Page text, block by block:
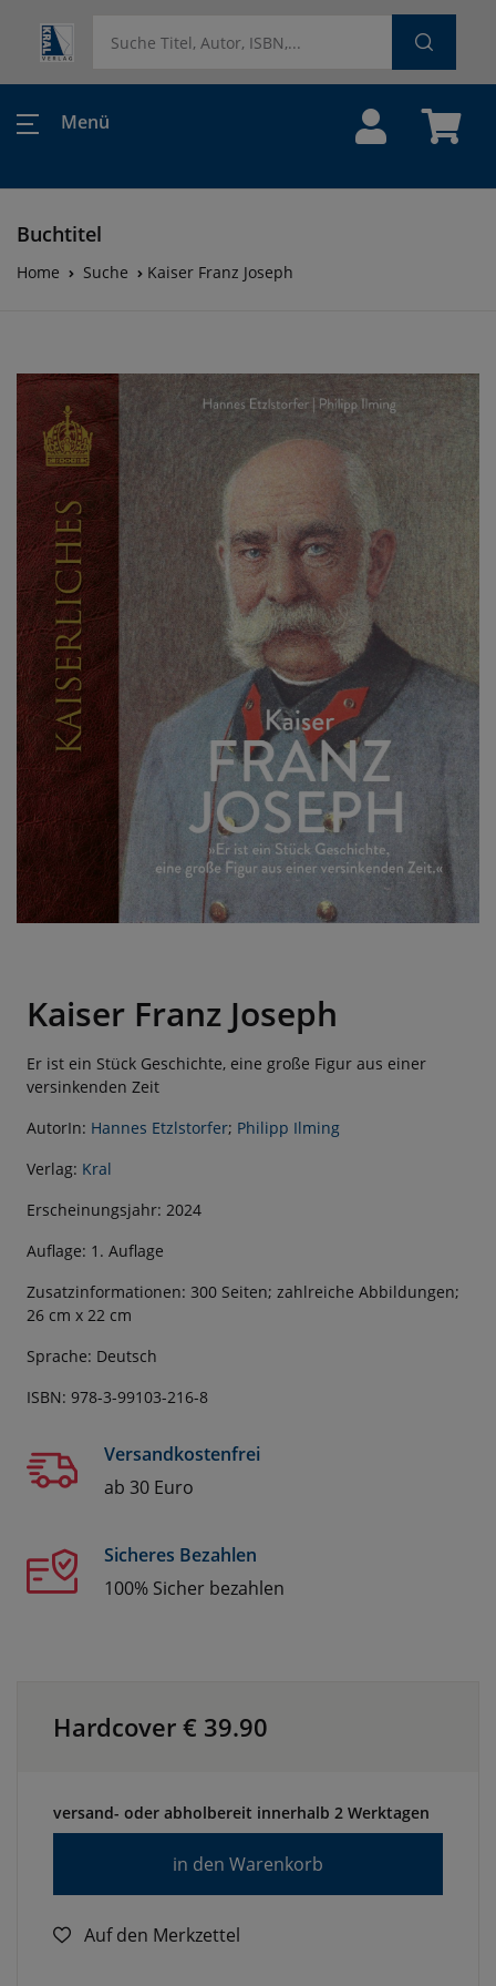
Menü
Buchtitel
Home Suche Kaiser Franz Joseph
Kaiser Franz Joseph
Er ist ein Stück Geschichte, eine große Figur aus einer
versinkenden Zeit
AutorIn: Hannes Etzlstorfer; Philipp Ilming
Verlag: Kral
Erscheinungsjahr: 2024
Auflage: 1. Auflage
Zusatzinformationen: 300 Seiten; zahlreiche Abbildungen;
26 cm x 22 cm
Sprache: Deutsch
ISBN: 978-3-99103-216-8
Versandkostenfrei
ab 30 Euro
Sicheres Bezahlen
100% Sicher bezahlen
Hardcover € 39.90
versand- oder abholbereit innerhalb 2 Werktagen
in den Warenkorb
Auf den Merkzettel